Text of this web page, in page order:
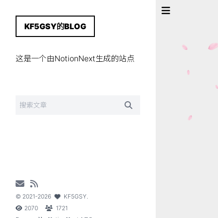
KF5GSY的BLOG
这是一个由NotionNext生成的站点
© 2021-2026 KF5GSY.
2070
1721